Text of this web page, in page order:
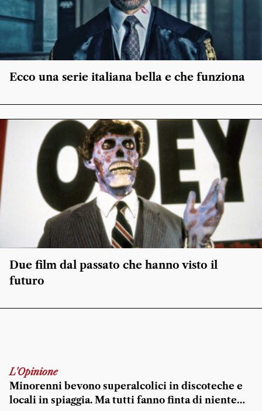
Ecco una serie italiana bella e che funziona
Due film dal passato che hanno visto il
futuro
L'Opinione
Minorenni bevono superalcolici in discoteche e
locali in spiaggia. Ma tutti fanno finta di niente…